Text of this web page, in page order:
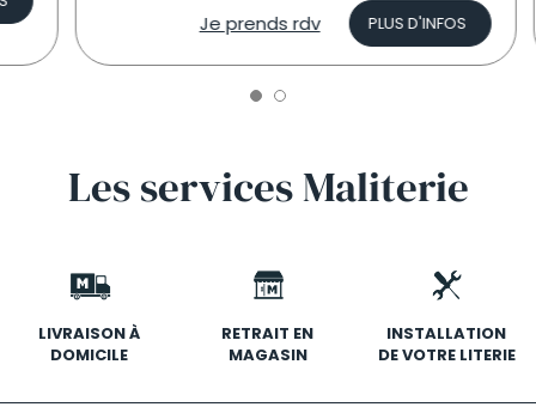
Je prends rdv PLUS D'INFOS
LesservicesMaliterie
LIVRAISON À
DOMICILE
RETRAIT EN
MAGASIN
INSTALLATION
DE VOTRE LITERIE